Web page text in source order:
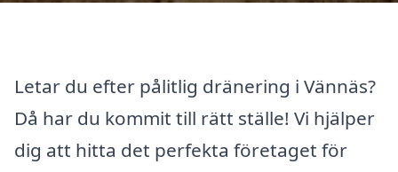
Letar du efter pålitlig dränering i Vännäs?
Då har du kommit till rätt ställe! Vi hjälper
dig att hitta det perfekta företaget för